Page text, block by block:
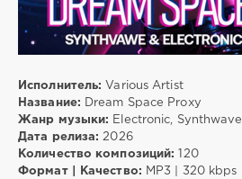
Исполнитель: Various Artist
Название: Dream Space Proxy
Жанр музыки:
Electronic, Synthwave
Дата релиза: 2026
Количество композиций:
120
Формат | Качество: MP3 | 320 kbps